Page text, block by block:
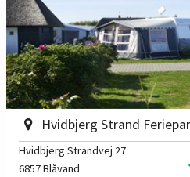
Hvidbjerg Strand
Hvidbjerg Strandvej 27
6857 Blåvand